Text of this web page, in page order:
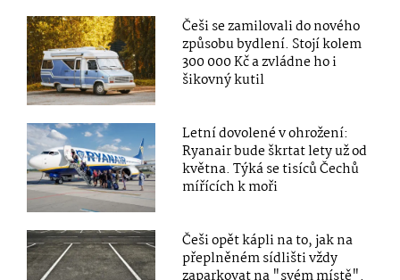
Češi se zamilovali do nového
způsobu bydlení. Stojí kolem
300 000 Kč a zvládne ho i
šikovný kutil
Letní dovolené v ohrožení:
Ryanair bude škrtat lety už od
května. Týká se tisíců Čechů
mířících k moři
Češi opět kápli na to, jak na
přeplněném sídlišti vždy